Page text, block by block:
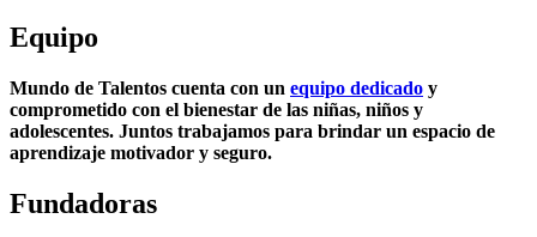
Equipo
Mundo de Talentos cuenta con un equipo dedicado y
comprometido con el bienestar de las niñas, niños y
adolescentes. Juntos trabajamos para brindar un espacio de
aprendizaje motivador y seguro.
Fundadoras